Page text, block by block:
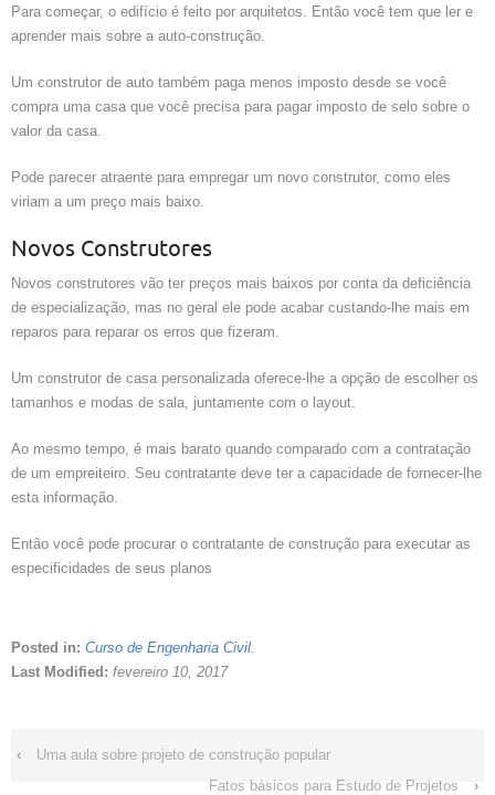
Para começar, o edifício é feito por arquitetos. Então você tem que ler e
aprender mais sobre a auto-construção.
Um construtor de auto também paga menos imposto desde se você
compra uma casa que você precisa para pagar imposto de selo sobre o
valor da casa.
Pode parecer atraente para empregar um novo construtor, como eles
viriam a um preço mais baixo.
Novos Construtores
Novos construtores vão ter preços mais baixos por conta da deficiência
de especialização, mas no geral ele pode acabar custando-lhe mais em
reparos para reparar os erros que fizeram.
Um construtor de casa personalizada oferece-lhe a opção de escolher os
tamanhos e modas de sala, juntamente com o layout.
Ao mesmo tempo, é mais barato quando comparado com a contratação
de um empreiteiro. Seu contratante deve ter a capacidade de fornecer-lhe
esta informação.
Então você pode procurar o contratante de construção para executar as
especificidades de seus planos
Posted in: Curso de Engenharia Civil
Last Modified: fevereiro 10, 2017
‹
Uma aula sobre projeto de construção popular
Fatos básicos para Estudo de Projetos
›